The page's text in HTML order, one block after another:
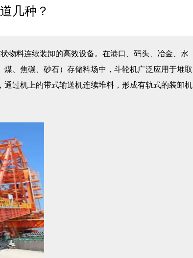
几种？
物料连续装卸的高效设备。在港口、码头、冶金、水
、焦碳、砂石）存储料场中，斗轮机广泛应用于堆取
过机上的带式输送机连续堆料，形成有轨式的装卸机